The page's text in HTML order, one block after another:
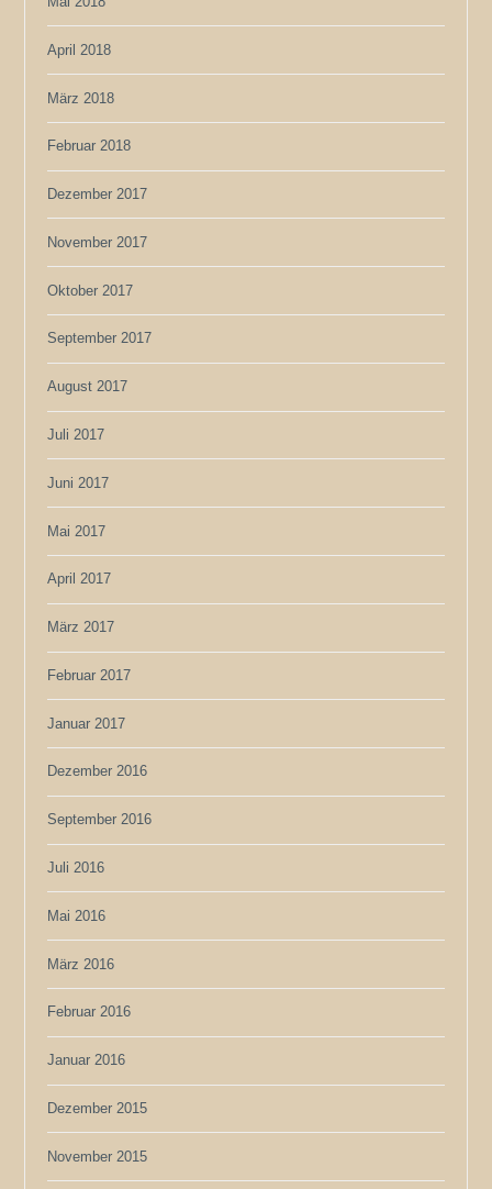
April 2018
März 2018
Februar 2018
Dezember 2017
November 2017
Oktober 2017
September 2017
August 2017
Juli 2017
Juni 2017
Mai 2017
April 2017
März 2017
Februar 2017
Januar 2017
Dezember 2016
September 2016
Juli 2016
Mai 2016
März 2016
Februar 2016
Januar 2016
Dezember 2015
November 2015